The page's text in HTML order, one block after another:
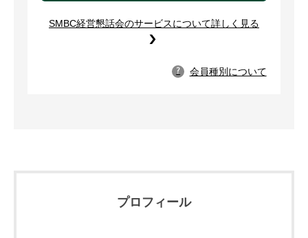
SMBC経営懇話会のサービスについて詳しく見る
? 会員種別について
プロフィール